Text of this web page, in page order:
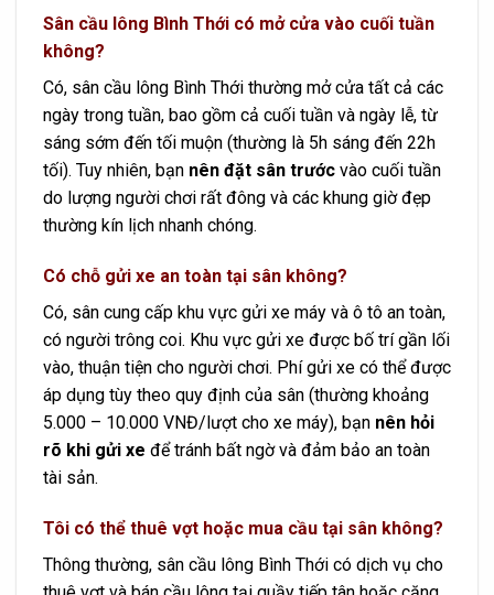
Sân cầu lông Bình Thới có mở cửa vào cuối tuần
không?
Có, sân cầu lông Bình Thới thường mở cửa tất cả các
ngày trong tuần, bao gồm cả cuối tuần và ngày lễ, từ
sáng sớm đến tối muộn (thường là 5h sáng đến 22h
tối). Tuy nhiên, bạn nên đặt sân trước vào cuối tuần
do lượng người chơi rất đông và các khung giờ đẹp
thường kín lịch nhanh chóng.
Có chỗ gửi xe an toàn tại sân không?
Có, sân cung cấp khu vực gửi xe máy và ô tô an toàn,
có người trông coi. Khu vực gửi xe được bố trí gần lối
vào, thuận tiện cho người chơi. Phí gửi xe có thể được
áp dụng tùy theo quy định của sân (thường khoảng
5.000 – 10.000 VNĐ/lượt cho xe máy), bạn nên hỏi
rõ khi gửi xe để tránh bất ngờ và đảm bảo an toàn
tài sản.
Tôi có thể thuê vợt hoặc mua cầu tại sân không?
Thông thường, sân cầu lông Bình Thới có dịch vụ cho